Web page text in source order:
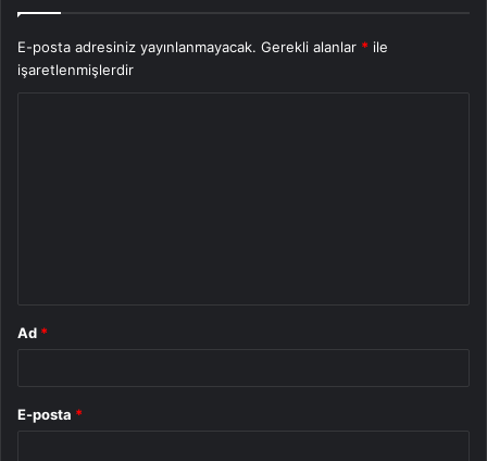
E-posta adresiniz yayınlanmayacak. Gerekli alanlar * ile
işaretlenmişlerdir
Ad *
E-posta *